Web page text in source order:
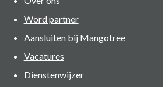
Word partner
Aansluiten bij Mangotree
Vacatures
Dienstenwijzer